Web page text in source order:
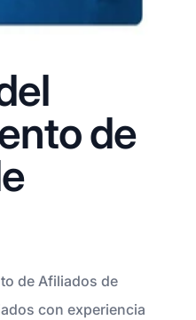
de
de Afiliados de
con experiencia